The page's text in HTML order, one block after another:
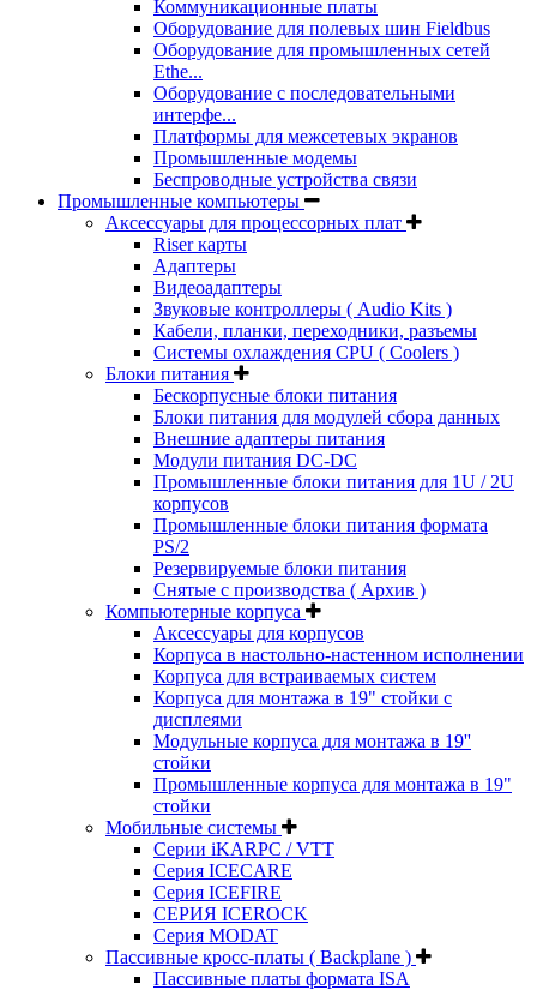
Коммуникационные платы
Оборудование для полевых шин Fieldbus
Оборудование для промышленных сетей
Ethe...
Оборудование с последовательными
интерфе...
Платформы для межсетевых экранов
Промышленные модемы
Беспроводные устройства связи
Промышленные компьютеры
Аксессуары для процессорных плат
Riser карты
Адаптеры
Видеоадаптеры
Звуковые контроллеры ( Audio Kits )
Кабели, планки, переходники, разъемы
Системы охлаждения CPU ( Coolers )
Блоки питания
Бескорпусные блоки питания
Блоки питания для модулей сбора данных
Внешние адаптеры питания
Модули питания DC-DC
Промышленные блоки питания для 1U / 2U
корпусов
Промышленные блоки питания формата
PS/2
Резервируемые блоки питания
Снятые с производства ( Архив )
Компьютерные корпуса
Аксессуары для корпусов
Корпуса в настольно-настенном исполнении
Корпуса для встраиваемых систем
Корпуса для монтажа в 19" стойки с
дисплеями
Модульные корпуса для монтажа в 19''
стойки
Промышленные корпуса для монтажа в 19"
стойки
Мобильные системы
Серии iKARPC / VTT
Серия ICECARE
Серия ICEFIRE
СЕРИЯ ICEROCK
Серия MODAT
Пассивные кросс-платы ( Backplane )
Пассивные платы формата ISA